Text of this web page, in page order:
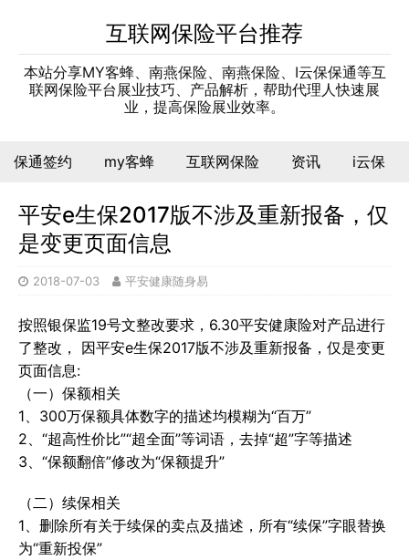
互联网保险平台推荐
本站分享MY客蜂、南燕保险、南燕保险、I云保保通等互
联网保险平台展业技巧、产品解析，帮助代理人快速展
业，提高保险展业效率。
保通签约 my客蜂 互联网保险 资讯 i云保
平安e生保2017版不涉及重新报备，仅
是变更页面信息
2018-07-03 平安健康随身易
按照银保监19号文整改要求，6.30平安健康险对产品进行
了整改， 因平安e生保2017版不涉及重新报备，仅是变更
页面信息:
（一）保额相关
1、300万保额具体数字的描述均模糊为“百万”
2、“超高性价比”“超全面”等词语，去掉“超”字等描述
3、“保额翻倍”修改为“保额提升”
（二）续保相关
1、删除所有关于续保的卖点及描述，所有“续保”字眼替换
为“重新投保”